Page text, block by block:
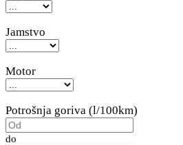
Jamstvo
Motor
Potrošnja goriva (l/100km)
do